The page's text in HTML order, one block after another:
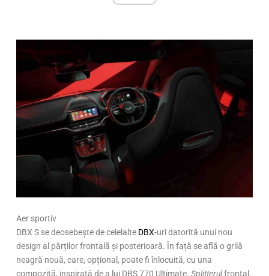
Aer sportiv
DBX S se deosebește de celelalte DBX-uri datorită unui nou
design al părților frontală și posterioară. În față se află o grilă
neagră nouă, care, opțional, poate fi înlocuită, cu una
compozită, inspirată de a lui DBS 770 Ultimate.Splitterulfrontal,